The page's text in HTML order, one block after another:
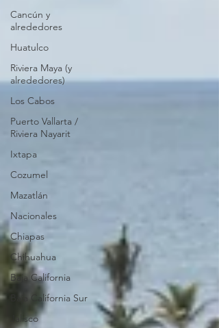
Cancún y
alrededores
Huatulco
Riviera Maya (y
alrededores)
Los Cabos
Puerto Vallarta /
Riviera Nayarit
Ixtapa
Cozumel
Mazatlán
Nacionales
Chiapas
Chihuahua
Baja California
Baja California Sur
Jalisco